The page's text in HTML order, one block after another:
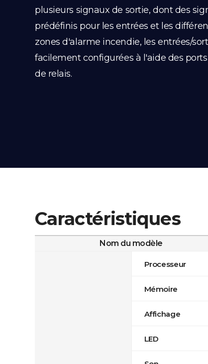
plusieurs signaux de sortie, dont des
prédéfinis pour les entrées et les
zones d'alarme incendie, les entrées/
facilement configurées à l'aide des
de relais.
Caractéristiques
Nom du modèle
Processeur
Mémoire
Affichage
LED